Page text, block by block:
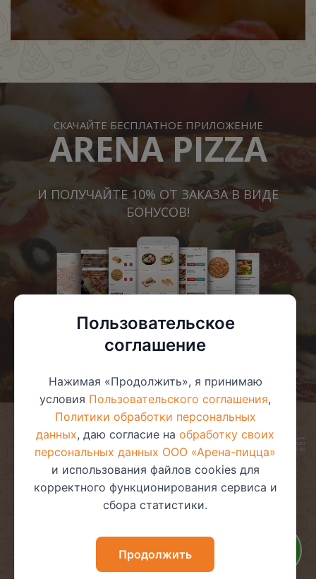
СКАЧАЙТЕ БЕСПЛАТНОЕ ПРИЛОЖЕНИЕ
ARENA PIZZA
И ПОЛУЧАЙТЕ 10% ОТ ЗАКАЗА В ВИДЕ
БОНУСОВ!
© 2025 ООО «Арена-пицца»
УНП 391272611
Магазин зарегистрирован в торговом реестре 08.05.2017 №381622
Политика видеонаблюдения
Политика в отношении
обработки файлов cookie
Пользовательское
соглашение
Нажимая «Продолжить», я принимаю
условия Пользовательского соглашения,
Политики обработки персональных
данных, даю согласие на обработку своих
персональных данных ООО «Арена-пицца»
и использования файлов cookies для
корректного функционирования сервиса и
сбора статистики.
Продолжить